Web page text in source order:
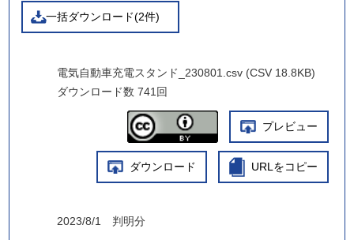
一括ダウンロード(2件)
電気自動車充電スタンド_230801.csv (CSV 18.8KB)
ダウンロード数 741回
プレビュー
ダウンロード URLをコピー
2023/8/1 判明分